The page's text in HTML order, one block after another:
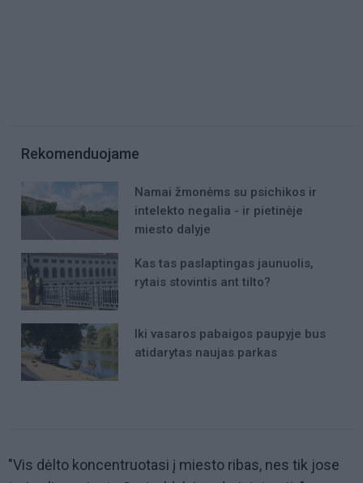
Rekomenduojame
Namai žmonėms su psichikos ir
intelekto negalia - ir pietinėje
miesto dalyje
Kas tas paslaptingas jaunuolis,
rytais stovintis ant tilto?
Iki vasaros pabaigos paupyje bus
atidarytas naujas parkas
"Vis dėlto koncentruotasi į miesto ribas, nes tik jose